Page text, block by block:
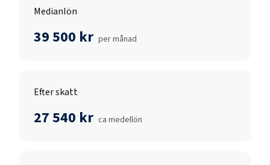
Medianlön
39 500 kr per månad
Efter skatt
27 540 kr ca medellön